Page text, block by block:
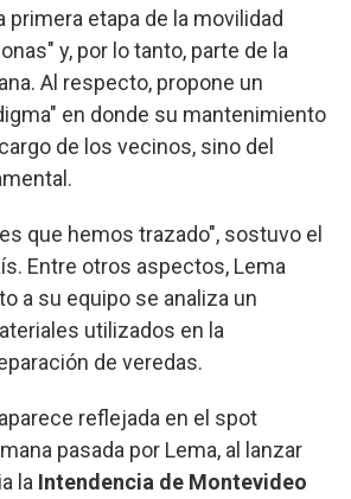
primera etapa de la movilidad
y, por lo tanto, parte de la
Al respecto, propone un
en donde su mantenimiento
de los vecinos, sino del
que hemos trazado", sostuvo el
Entre otros aspectos, Lema
a su equipo se analiza un
utilizados en la
de veredas.
reflejada en el spot
pasada por Lema, al lanzar
la Intendencia de Montevideo